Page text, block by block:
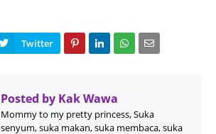
Posted by Kak Wawa
Mommy to my pretty princess, Suka
senyum, suka makan, suka membaca, suka